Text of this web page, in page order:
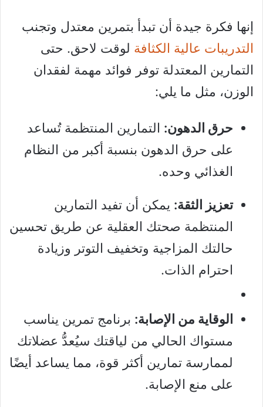
إنها فكرة جيدة أن تبدأ بتمرين معتدل وتجنب
التدريبات عالية الكثافة لوقت لاحق. حتى
التمارين المعتدلة توفر فوائد مهمة لفقدان
الوزن، مثل ما يلي:
حرق الدهون: التمارين المنتظمة تُساعد
على حرق الدهون بنسبة أكبر من النظام
الغذائي وحده.
تعزيز الثقة: يمكن أن تفيد التمارين
المنتظمة صحتك العقلية عن طريق تحسين
حالتك المزاجية وتخفيف التوتر وزيادة
احترام الذات.
الوقاية من الإصابة: برنامج تمرين يناسب
مستواك الحالي من لياقتك سيُعدُّ عضلاتك
لممارسة تمارين أكثر قوة، مما يساعد أيضًا
على منع الإصابة.